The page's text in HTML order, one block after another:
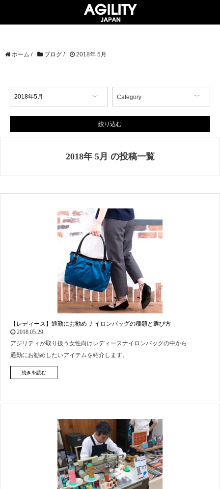
ホーム / ブログ / 2018年 5月
Category
AGILITY Affa(アジリティ アフ
ァ)
ブランド
絞り込む
2018年 5月 の投稿一覧
【レディース】通勤にお勧め ナイロンバッグの種類と選び方
2018.05.29
アジリティが取り扱う女性向けレディースナイロンバッグの中から
通勤にお勧めしたいアイテムを紹介します。
続きを読む